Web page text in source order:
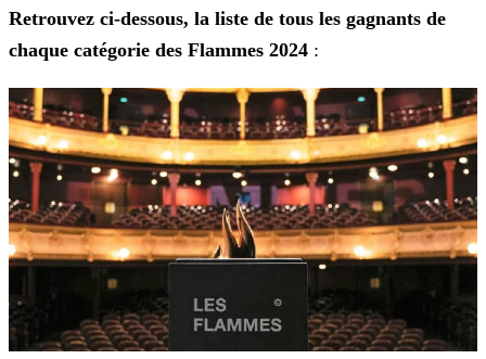
Retrouvez ci-dessous, la liste de tous les gagnants de
chaque catégorie des Flammes 2024 :